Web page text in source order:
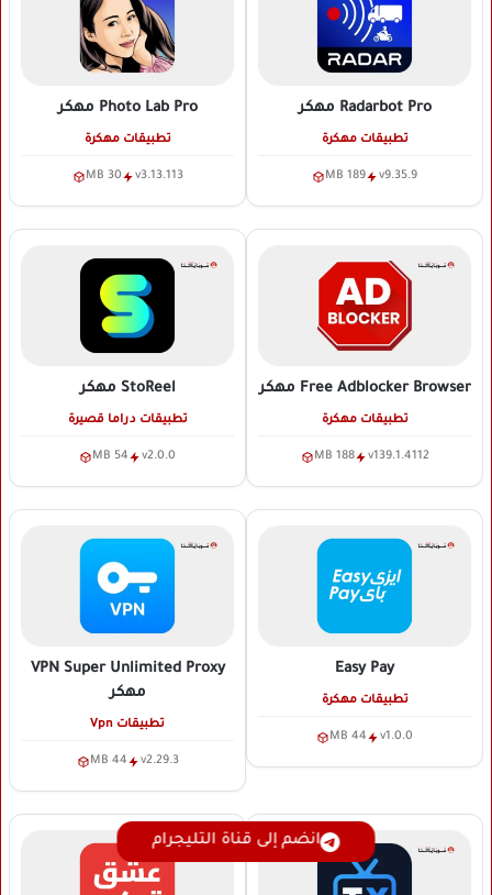
Radarbot Pro مهكر
تطبيقات مهكرة
v9.35.9
189 MB
Photo Lab Pro مهكر
تطبيقات مهكرة
v3.13.113
30 MB
Free Adblocker Browser مهكر
تطبيقات مهكرة
v139.1.4112
188 MB
StoReel مهكر
تطبيقات دراما قصيرة
v2.0.0
54 MB
Easy Pay
تطبيقات مهكرة
v1.0.0
44 MB
VPN Super Unlimited Proxy
مهكر
تطبيقات Vpn
v2.29.3
44 MB
انضم إلى قناة التليجرام